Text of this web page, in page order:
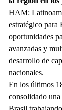
HAM:
estratégico para
oportunidades
avanzadas y
desarrollo de
nacionales.
En los últimos
consolidado una